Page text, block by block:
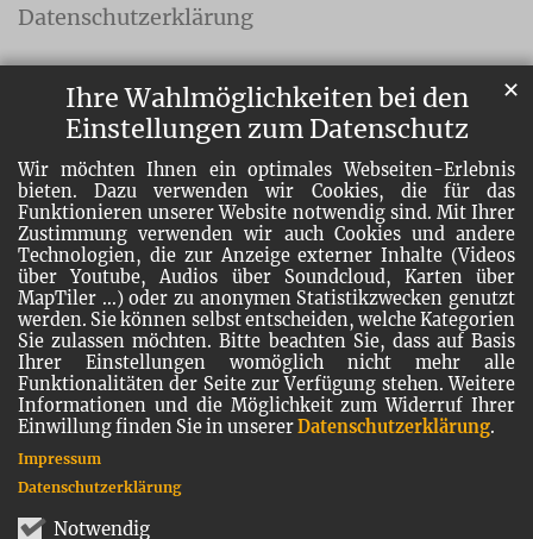
Ihre Wahlmöglichkeiten bei den
Einstellungen zum Datenschutz
Wir möchten Ihnen ein optimales Webseiten-Erlebnis
bieten. Dazu verwenden wir Cookies, die für das
Funktionieren unserer Website notwendig sind. Mit Ihrer
Zustimmung verwenden wir auch Cookies und andere
Technologien, die zur Anzeige externer Inhalte (Videos
über Youtube, Audios über Soundcloud, Karten über
MapTiler ...) oder zu anonymen Statistikzwecken genutzt
werden. Sie können selbst entscheiden, welche Kategorien
Sie zulassen möchten. Bitte beachten Sie, dass auf Basis
Ihrer Einstellungen womöglich nicht mehr alle
Funktionalitäten der Seite zur Verfügung stehen. Weitere
Informationen und die Möglichkeit zum Widerruf Ihrer
Einwillung finden Sie in unsererDatenschutzerklärung.
Notwendig
✕
Impressum
Datenschutzerklärung
Datenschutzerklärung